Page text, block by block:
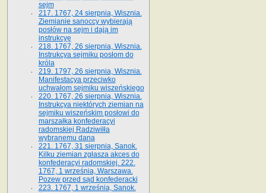
sejm
217. 1767, 24 sierpnia, Wisznia.
Ziemianie sanoccy wybierają
posłów na sejm i dają im
instrukcyę
218. 1767, 26 sierpnia, Wisznia.
Instrukcya sejmiku posłom do
króla
219. 1797, 26 sierpnia, Wisznia.
Manifestacya przeciwko
uchwałom sejmiku wiszeńskiego
220. 1767, 26 sierpnia, Wisznia.
Instrukcya niektórych ziemian na
sejmiku wiszeńskim posłowi do
marszałka konfe­deracyi
radomskiej Radziwiłła
wybranemu dana
221. 1767, 31 sierpnia, Sanok.
Kilku ziemian zgłasza akces do
konfederacyi radomskiej. 222.
1767, 1 września, Warszawa.
Pozew przed sąd konfederacki
223. 1767, 1 września, Sanok.